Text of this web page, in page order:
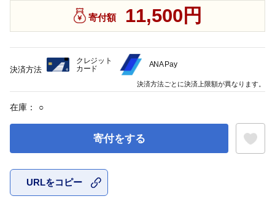
寄付額 11,500円
在庫： ○
寄付をする
URLをコピー
決済方法
クレジット
カード
ANA Pay
決済方法ごとに決済上限額が異なります。